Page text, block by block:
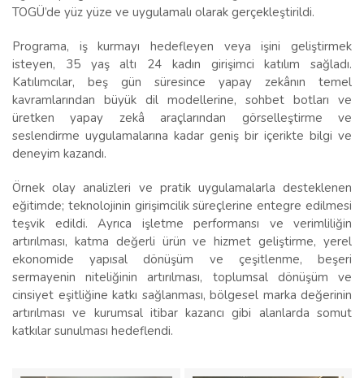
TOGÜ’de yüz yüze ve uygulamalı olarak gerçekleştirildi.
Programa, iş kurmayı hedefleyen veya işini geliştirmek
isteyen, 35 yaş altı 24 kadın girişimci katılım sağladı.
Katılımcılar, beş gün süresince yapay zekânın temel
kavramlarından büyük dil modellerine, sohbet botları ve
üretken yapay zekâ araçlarından görselleştirme ve
seslendirme uygulamalarına kadar geniş bir içerikte bilgi ve
deneyim kazandı.
Örnek olay analizleri ve pratik uygulamalarla desteklenen
eğitimde; teknolojinin girişimcilik süreçlerine entegre edilmesi
teşvik edildi. Ayrıca işletme performansı ve verimliliğin
artırılması, katma değerli ürün ve hizmet geliştirme, yerel
ekonomide yapısal dönüşüm ve çeşitlenme, beşeri
sermayenin niteliğinin artırılması, toplumsal dönüşüm ve
cinsiyet eşitliğine katkı sağlanması, bölgesel marka değerinin
artırılması ve kurumsal itibar kazancı gibi alanlarda somut
katkılar sunulması hedeflendi.